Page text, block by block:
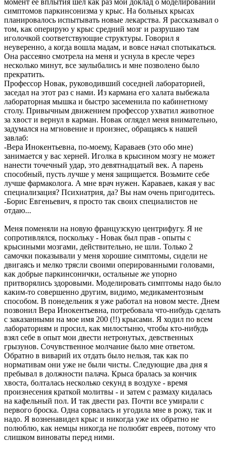
симптомов паркинсонизма у крыс. На больных крысах
планировалось испытывать новые лекарства. Я рассказывал о
том, как оперирую у крыс средний мозг и разрушаю там
иголочкой соответствующие структуры. Говорил я
неуверенно, а когда вошла мадам, и вовсе начал спотыкаться.
Она рассеяно смотрела на меня и уснула в кресле через
несколько минут, все заулыбались и мне позволено было
прекратить.
Профессор Новак, руководивший соседней лабораторией,
заседал на этот раз с нами. Из кармана его халата выбежала
лабораторная мышка и быстро засеменила по кабинетному
столу. Привычным движением профессор ухватил животное
за хвост и вернул в карман. Новак оглядел меня внимательно,
задумался на мгновение и произнес, обращаясь к нашей
завлаб:
-Вера Инокентьевна, по-моему, Караваев (это обо мне)
занимается у вас херней. Иголка в крысином мозгу не может
нанести точечный удар, это девятнадцатый век. А парень
способный, пусть лучше у меня защищается. Возьмите себе
лучше фармаколога. А мне врач нужен. Караваев, какая у вас
специализация? Психиатрия, да? Вы нам очень пригодитесь.
-Борис Евгеньевич, я просто так своих специалистов не
отдаю...
Меня поменяли на новую французскую центрифугу. Я не
сопротивлялся, поскольку - Новак был прав - опыты с
крысиными мозгами, действительно, не шли. Только 2
самочки показывали у меня хорошие симптомы, сидели не
двигаясь и мелко трясли своими оперированными головами,
как добрые паркинсонички, остальные же упорно
притворялись здоровыми. Моделировать симптомы надо было
каким-то совершенно другим, видимо, медикаментозным
способом. В понедельник я уже работал на новом месте. Днем
позвонил Вера Инокентьевна, потребовала что-нибудь сделать
с заказанными на мое имя 200 (!!) крысами. Я ходил по всем
лабораториям и просил, как милостыню, чтобы кто-нибудь
взял себе в опыт мои двести нетронутых, девственных
грызунов. Сочувственное молчание было мне ответом.
Обратно в виварий их отдать было нельзя, так как по
нормативам они уже не были чисты. Следующие два дня я
пребывал в должности палача. Крыса бралась за кончик
хвоста, болталась несколько секунд в воздухе - время
произнесения краткой молитвы - и затем с размаху кидалась
на кафельный пол. И так двести раз. Почти все умирали с
первого броска. Одна сорвалась и угодила мне в рожу, так и
надо. Я возненавидел крыс и никогда уже их обратно не
полюблю, как немцы никогда не полюбят евреев, потому что
слишком виноваты перед ними.